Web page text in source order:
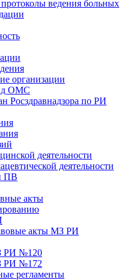
ведения больных
организации
ОМС
Росздравнадзора по РИ
деятельности
деятельности
ПВ
акты
акты МЗ РИ
РИ №120
РИ №172
регламенты